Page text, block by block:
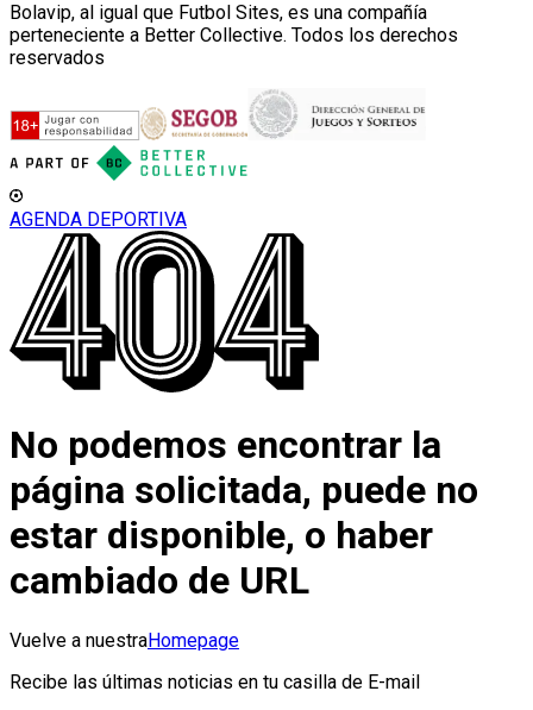
Bolavip, al igual que Futbol Sites, es una compañía
perteneciente a Better Collective. Todos los derechos
reservados
AGENDA DEPORTIVA
No podemos encontrar la
página solicitada, puede no
estar disponible, o haber
cambiado de URL
Vuelve a nuestraHomepage
Recibe las últimas noticias en tu casilla de E-mail